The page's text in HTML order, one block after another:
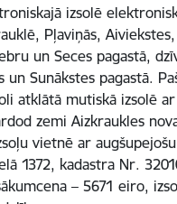
izsolē
Pļaviņās,
un Seces pagastā,
un Sunākstes pagastā.
atklātā mutiskā izsolē
zemi Aizkraukles
vietnē ar
1372, kadastra Nr.
– 5671 eiro,